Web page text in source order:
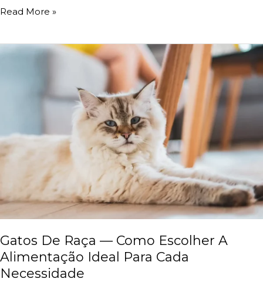
Read More »
Gatos De Raça — Como Escolher A
Alimentação Ideal Para Cada
Necessidade
Gatos
A
Alimentação
Cada
Necessidade